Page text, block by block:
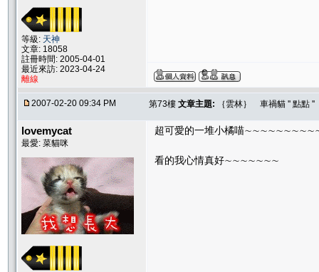
等級: 天神
文章: 18058
註冊時間: 2005-04-01
最近來訪: 2023-04-24
離線
2007-02-20 09:34 PM 第73樓 文章主題: ｛雲林｝ 車禍貓 '' 點點
lovemycat
最愛: 菜貓咪
超可愛的一堆小橘喵
看的我心情真好∼∼∼∼∼∼∼